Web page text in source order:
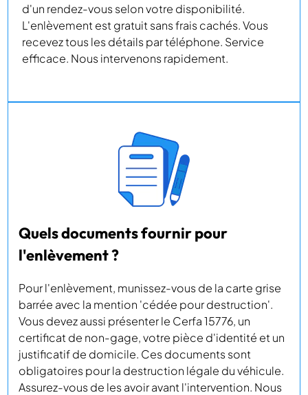
d'un rendez-vous selon votre disponibilité.
L'enlèvement est gratuit sans frais cachés. Vous
recevez tous les détails par téléphone. Service
efficace. Nous intervenons rapidement.
Quels documents fournir pour
l'enlèvement ?
Pour l'enlèvement, munissez-vous de la carte grise
barrée avec la mention 'cédée pour destruction'.
Vous devez aussi présenter le Cerfa 15776, un
certificat de non-gage, votre pièce d'identité et un
justificatif de domicile. Ces documents sont
obligatoires pour la destruction légale du véhicule.
Assurez-vous de les avoir avant l'intervention. Nous